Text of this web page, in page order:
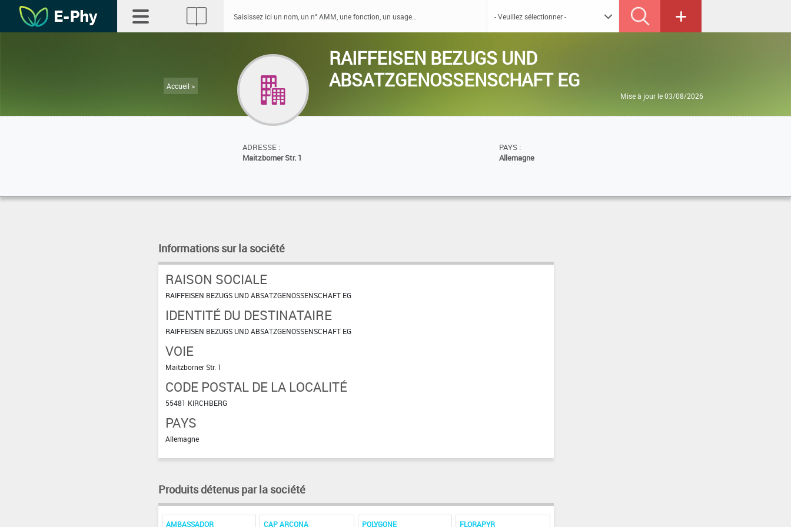
Accueil >
RAIFFEISEN BEZUGS UND
ABSATZGENOSSENSCHAFT EG
Mise à jour le 03/08/2026
ADRESSE :
Maitzborner Str. 1
PAYS :
Allemagne
Informations sur la société
RAISON SOCIALE
RAIFFEISEN BEZUGS UND ABSATZGENOSSENSCHAFT EG
IDENTITÉ DU DESTINATAIRE
RAIFFEISEN BEZUGS UND ABSATZGENOSSENSCHAFT EG
VOIE
Maitzborner Str. 1
CODE POSTAL DE LA LOCALITÉ
55481 KIRCHBERG
PAYS
Allemagne
Produits détenus par la société
AMBASSADOR CAP ARCONA POLYGONE FLORAPYR